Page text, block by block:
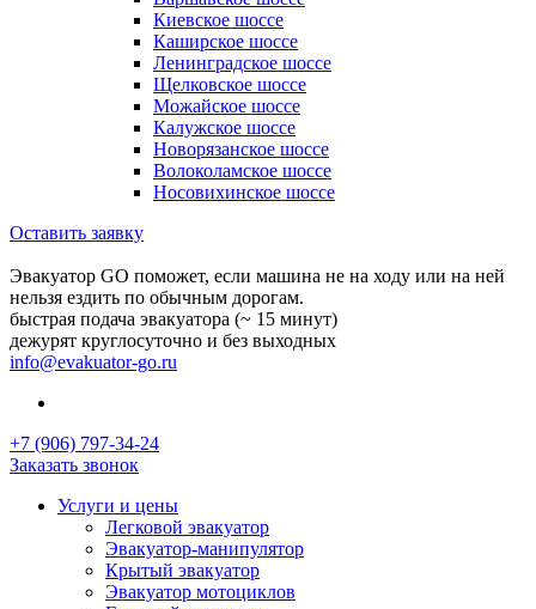
Киевское шоссе
Каширское шоссе
Ленинградское шоссе
Щелковское шоссе
Можайское шоссе
Калужское шоссе
Новорязанское шоссе
Волоколамское шоссе
Носовихинское шоссе
Оставить заявку
Эвакуатор GO поможет, если машина не на ходу или на ней
нельзя ездить по обычным дорогам.
быстрая подача эвакуатора (~ 15 минут)
дежурят круглосуточно и без выходных
info@evakuator-go.ru
+7 (906) 797-34-24
Заказать звонок
Услуги и цены
Легковой эвакуатор
Эвакуатор-манипулятор
Крытый эвакуатор
Эвакуатор мотоциклов